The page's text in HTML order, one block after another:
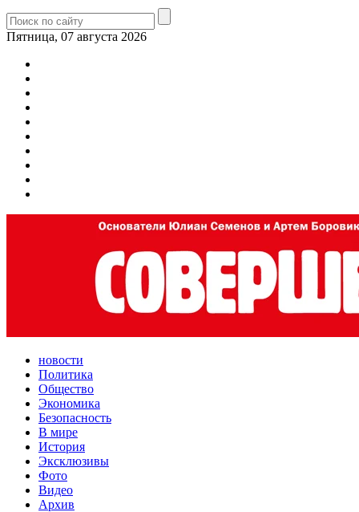
Пятница, 07 августа 2026
новости
Политика
Общество
Экономика
Безопасность
В мире
История
Эксклюзивы
Фото
Видео
Архив